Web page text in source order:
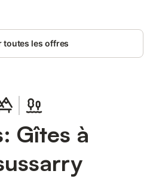
de découverte de la région.
toutes les offres
Gîtes à